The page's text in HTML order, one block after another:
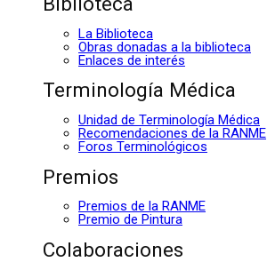
La Biblioteca
Obras donadas a la biblioteca
Enlaces de interés
Terminología Médica
Unidad de Terminología Médica
Recomendaciones de la RANME
Foros Terminológicos
Premios
Premios de la RANME
Premio de Pintura
Colaboraciones